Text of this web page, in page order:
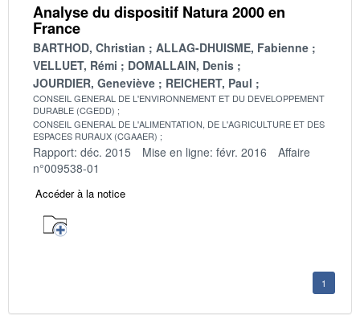
Analyse du dispositif Natura 2000 en
France
BARTHOD, Christian
ALLAG-DHUISME, Fabienne
VELLUET, Rémi
DOMALLAIN, Denis
JOURDIER, Geneviève
REICHERT, Paul
CONSEIL GENERAL DE L'ENVIRONNEMENT ET DU DEVELOPPEMENT
DURABLE (CGEDD)
CONSEIL GENERAL DE L'ALIMENTATION, DE L'AGRICULTURE ET DES
ESPACES RURAUX (CGAAER)
Rapport: déc. 2015 Mise en ligne: févr. 2016
Affaire
n°009538-01
Accéder à la notice
1